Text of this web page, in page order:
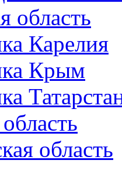
область
Карелия
Крым
область